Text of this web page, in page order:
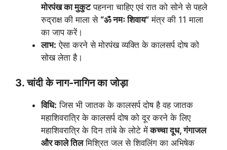
मोरपंख का मुकुटपहनना चाहिए एवं रात को सोने से पहले
रुद्राक्ष की माला से “ॐ नमः शिवाय” मंत्र की 11 माला
का जाप करें।
लाभ: ऐसा करने से मोरपंख व्यक्ति के कालसर्प दोष को
सोख लेता है।
3. चांदी के नाग-नागिन का जोड़ा
विधि: जिस भी जातक के कालसर्प दोष है वह जातक
महाशिवरात्रि के कालसर्प दोष को दूर करने के लिए
महाशिवरात्रि के दिन तांबे के लोटे मेंकच्चा दूध, गंगाजल
और काले तिलमिश्रित जल से शिवलिंग का अभिषेक